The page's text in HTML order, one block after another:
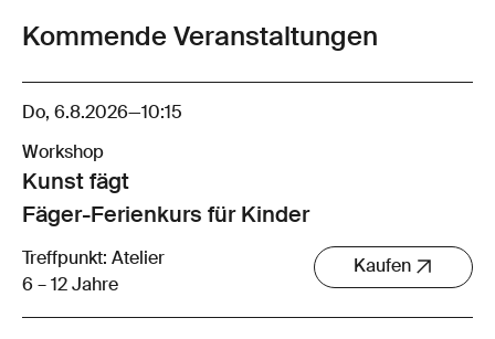
Kommende Veranstaltungen
Do, 6.8.2026—10:15
Workshop
Kunst fägt
Fäger-Ferienkurs für Kinder
Treffpunkt: Atelier
6 – 12 Jahre
Kaufen